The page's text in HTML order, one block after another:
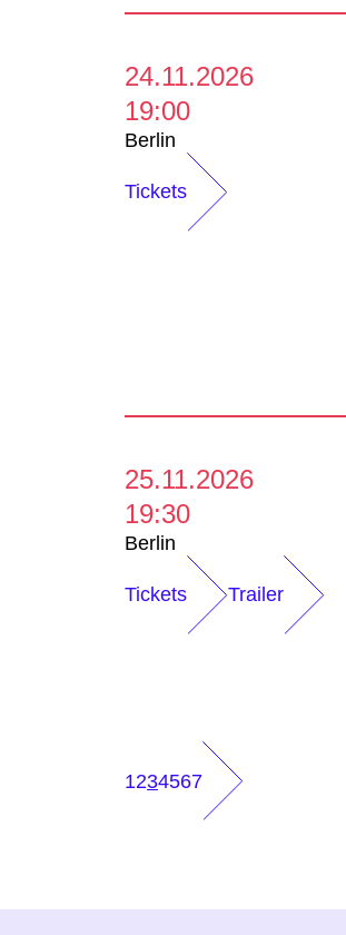
24.11.2026
19:00
Berlin
Tickets
25.11.2026
19:30
Berlin
Tickets Trailer
1234567